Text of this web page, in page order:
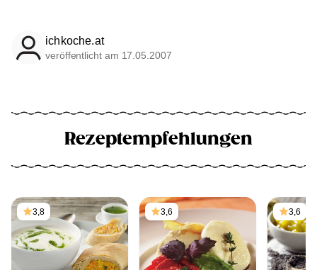
ichkoche.at
veröffentlicht am 17.05.2007
Rezeptempfehlungen
3,8 3,6 3,6